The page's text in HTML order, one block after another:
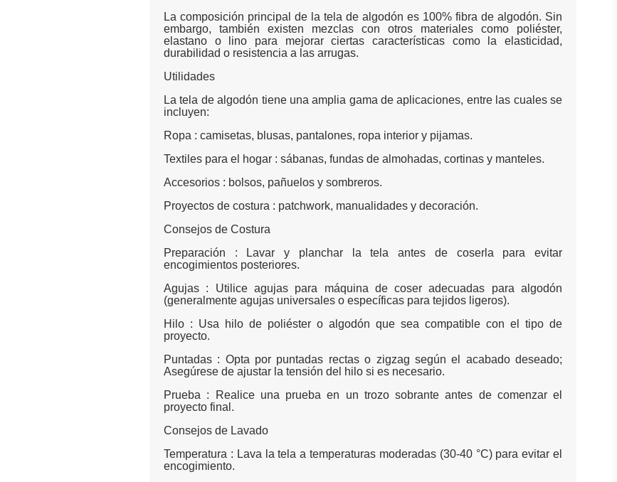
La composición principal de la tela de algodón es 100% fibra de algodón. Sin
embargo, también existen mezclas con otros materiales como poliéster,
elastano o lino para mejorar ciertas características como la elasticidad,
durabilidad o resistencia a las arrugas.
Utilidades
La tela de algodón tiene una amplia gama de aplicaciones, entre las cuales se
incluyen:
Ropa : camisetas, blusas, pantalones, ropa interior y pijamas.
Textiles para el hogar : sábanas, fundas de almohadas, cortinas y manteles.
Accesorios : bolsos, pañuelos y sombreros.
Proyectos de costura : patchwork, manualidades y decoración.
Consejos de Costura
Preparación : Lavar y planchar la tela antes de coserla para evitar
encogimientos posteriores.
Agujas : Utilice agujas para máquina de coser adecuadas para algodón
(generalmente agujas universales o específicas para tejidos ligeros).
Hilo : Usa hilo de poliéster o algodón que sea compatible con el tipo de
proyecto.
Puntadas : Opta por puntadas rectas o zigzag según el acabado deseado;
Asegúrese de ajustar la tensión del hilo si es necesario.
Prueba : Realice una prueba en un trozo sobrante antes de comenzar el
proyecto final.
Consejos de Lavado
Temperatura : Lava la tela a temperaturas moderadas (30-40 °C) para evitar el
encogimiento.